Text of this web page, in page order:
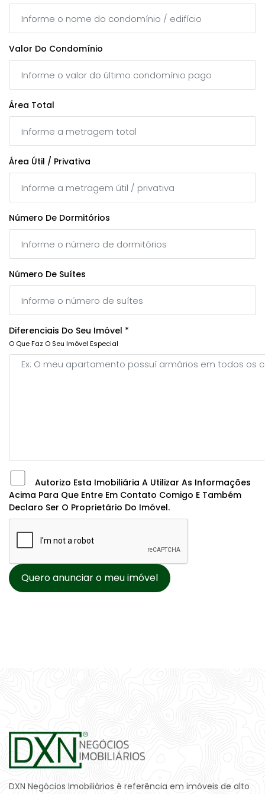
Valor Do Condomínio
Área Total
Área Útil / Privativa
Número De Dormitórios
Número De Suítes
Diferenciais Do Seu Imóvel *
O Que Faz O Seu Imóvel Especial
Autorizo Esta Imobiliária A Utilizar As Informações
Acima Para Que Entre Em Contato Comigo E Também
Declaro Ser O Proprietário Do Imóvel.
Quero anunciar o meu imóvel
DXN Negócios Imobiliários é referência em imóveis de alto